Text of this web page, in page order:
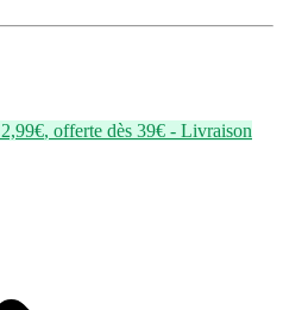
2,99€, offerte dès 39€ - Livraison